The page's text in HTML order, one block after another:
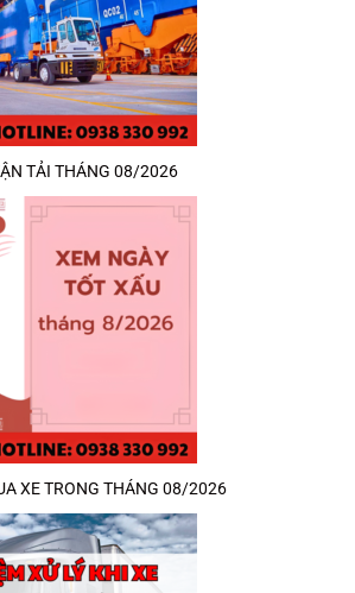
TẢI THÁNG 08/2026
XE TRONG THÁNG 08/2026